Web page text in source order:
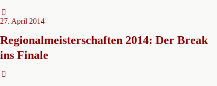
27. April 2014
Regionalmeisterschaften 2014: Der Break
ins Finale